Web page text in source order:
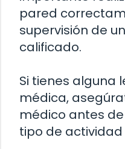
pared
supervisión de
calificado.
Si tienes alguna
médica,
médico antes
tipo de actividad